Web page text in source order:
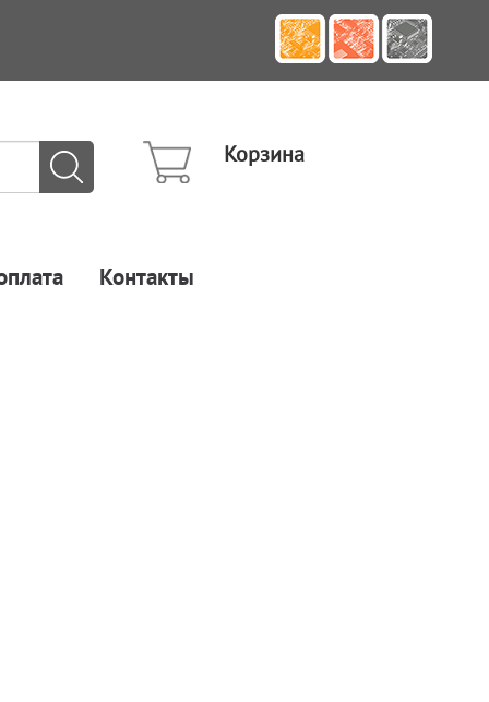
Корзина
Контакты